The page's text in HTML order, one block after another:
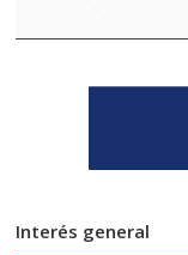
Interés general